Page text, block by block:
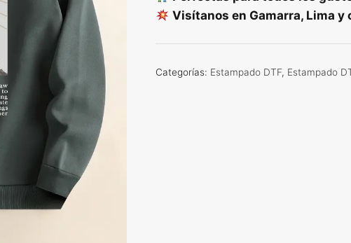
Visítanos en Gamarra, Lima y
Categorías: Estampado DTF, Estampado